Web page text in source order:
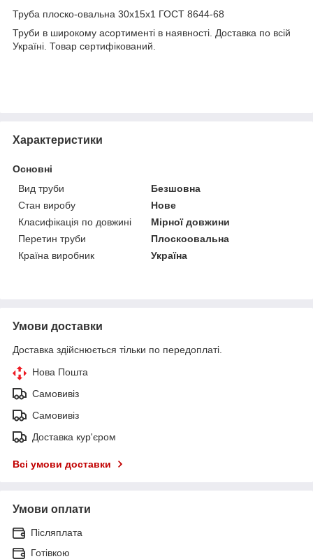
Труба плоско-овальна 30х15х1 ГОСТ 8644-68
Труби в широкому асортименті в наявності. Доставка по всій
Україні. Товар сертифікований.
Характеристики
Основні
Вид труби
Безшовна
Стан виробу
Нове
Класифікація по довжині
Мірної довжини
Перетин труби
Плоскоовальна
Країна виробник
Україна
Умови доставки
Доставка здійснюється тільки по передоплаті.
Нова Пошта
Самовивіз
Самовивіз
Доставка кур'єром
Всі умови доставки
Умови оплати
Післяплата
Готівкою